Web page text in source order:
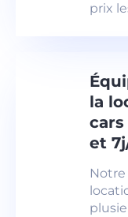
prix
la
et